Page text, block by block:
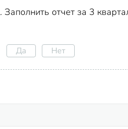
. Заполнить отчет за 3
Да Нет